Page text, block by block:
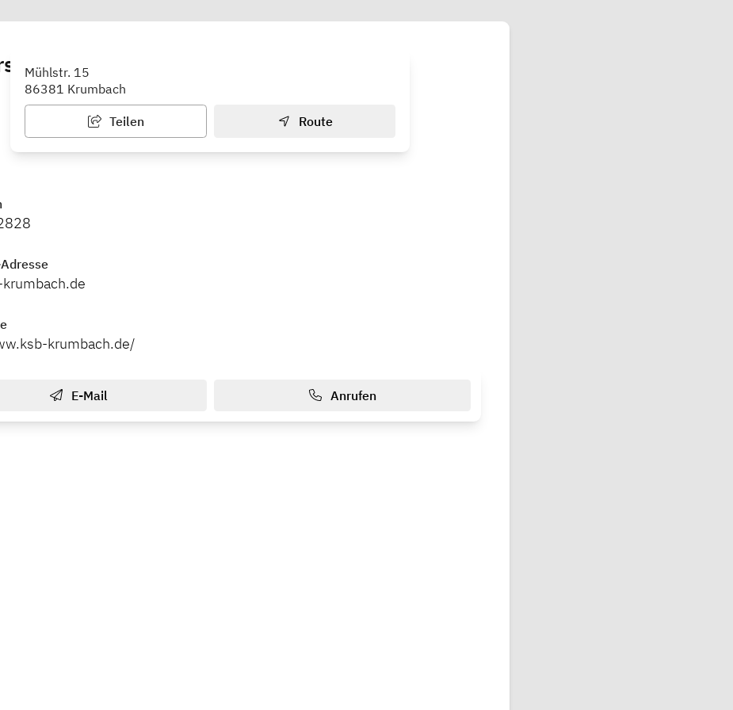
Krumbach
Mühlstr. 15
86381 Krumbach
Teilen Route
krumbach.de/
E-Mail Anrufen